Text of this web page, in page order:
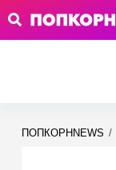
ПОПКОРНNEWS /